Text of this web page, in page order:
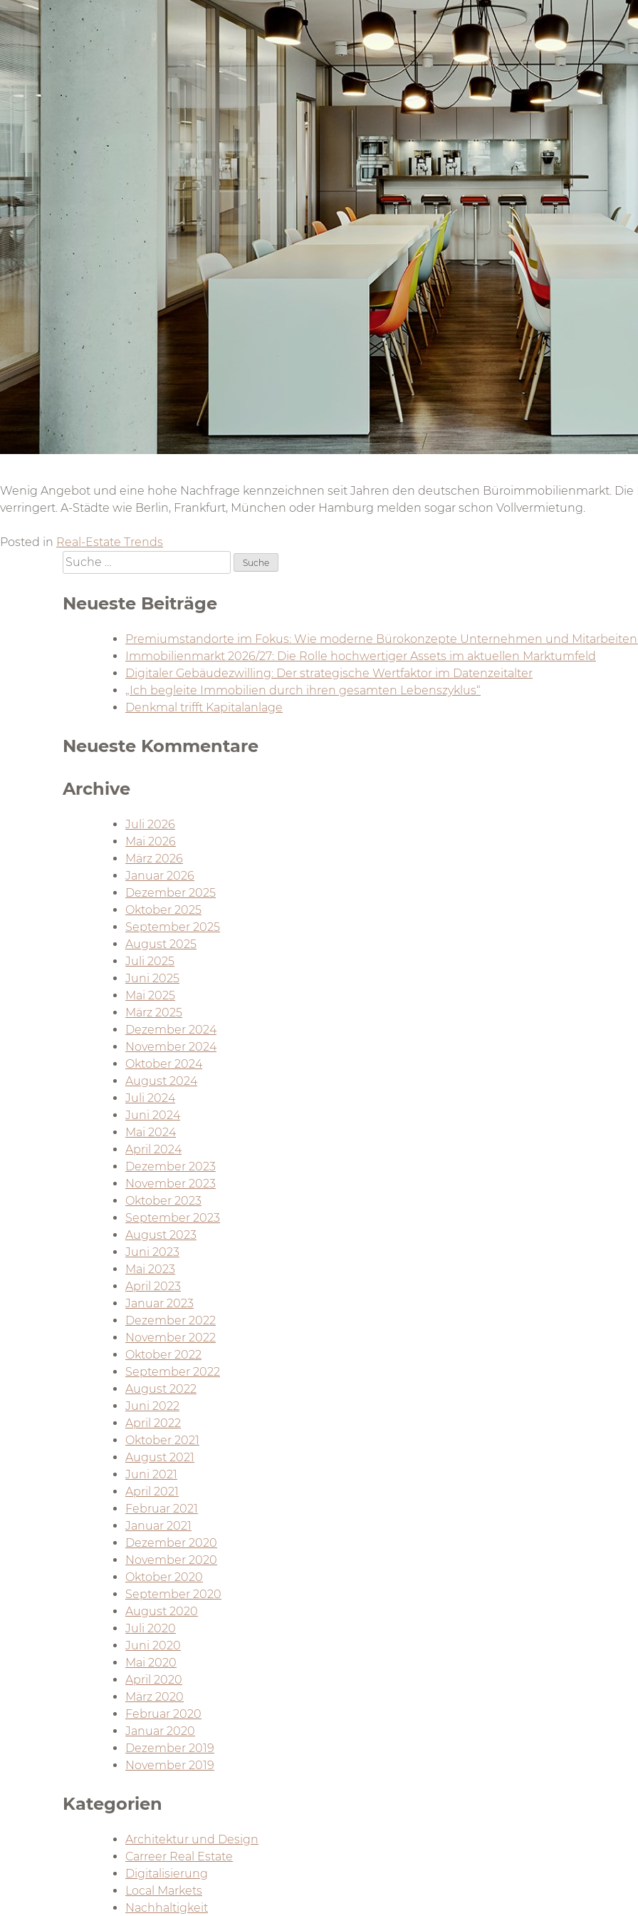
Wenig Angebot und eine hohe Nachfrage kennzeichnen seit Jahren den deutschen Büroimmobilienmarkt.
verringert. A-Städte wie Berlin, Frankfurt, München oder Hamburg melden sogar schon Vollvermietung.
Posted in Real-Estate Trends
Suche
nach:
Neueste Beiträge
Premiumstandorte im Fokus: Wie moderne Bürokonzepte Unternehmen und
Immobilienmarkt 2026/27: Die Rolle hochwertiger Assets im aktuellen Marktumfeld
Digitaler Gebäudezwilling: Der strategische Wertfaktor im Datenzeitalter
„Ich begleite Immobilien durch ihren gesamten Lebenszyklus“
Denkmal trifft Kapitalanlage
Neueste Kommentare
Archive
Juli 2026
Mai 2026
März 2026
Januar 2026
Dezember 2025
Oktober 2025
September 2025
August 2025
Juli 2025
Juni 2025
Mai 2025
März 2025
Dezember 2024
November 2024
Oktober 2024
August 2024
Juli 2024
Juni 2024
Mai 2024
April 2024
Dezember 2023
November 2023
Oktober 2023
September 2023
August 2023
Juni 2023
Mai 2023
April 2023
Januar 2023
Dezember 2022
November 2022
Oktober 2022
September 2022
August 2022
Juni 2022
April 2022
Oktober 2021
August 2021
Juni 2021
April 2021
Februar 2021
Januar 2021
Dezember 2020
November 2020
Oktober 2020
September 2020
August 2020
Juli 2020
Juni 2020
Mai 2020
April 2020
März 2020
Februar 2020
Januar 2020
Dezember 2019
November 2019
Kategorien
Architektur und Design
Carreer Real Estate
Digitalisierung
Local Markets
Nachhaltigkeit